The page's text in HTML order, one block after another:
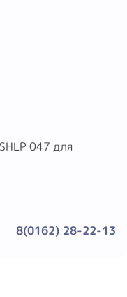
047 для
8(0162) 28-22-13